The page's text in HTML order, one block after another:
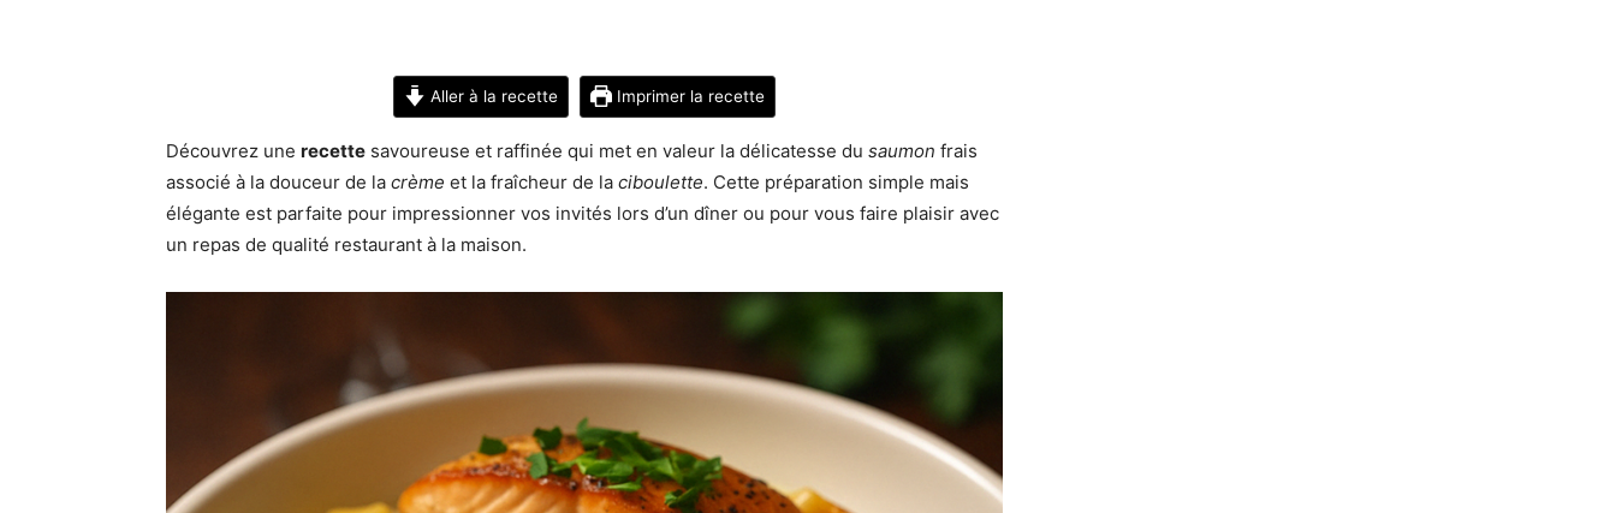
Aller à la recette Imprimer la recette
Découvrez une recette savoureuse et raffinée qui met en valeur la délicatesse du saumon frais
associé à la douceur de la crème et la fraîcheur de la ciboulette. Cette préparation simple mais
élégante est parfaite pour impressionner vos invités lors d’un dîner ou pour vous faire plaisir avec
un repas de qualité restaurant à la maison.